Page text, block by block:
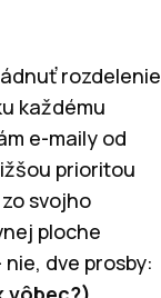
rozdelenie
každému
e-maily od
prioritou
svojho
ploche
dve prosby: